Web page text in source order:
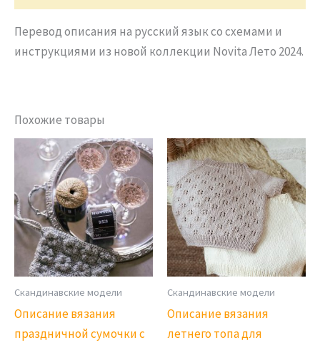
Перевод описания на русский язык со схемами и
инструкциями из новой коллекции Novita Лето 2024.
Похожие товары
Скандинавские модели
Описание вязания
праздничной сумочки с
Скандинавские модели
Описание вязания
летнего топа для